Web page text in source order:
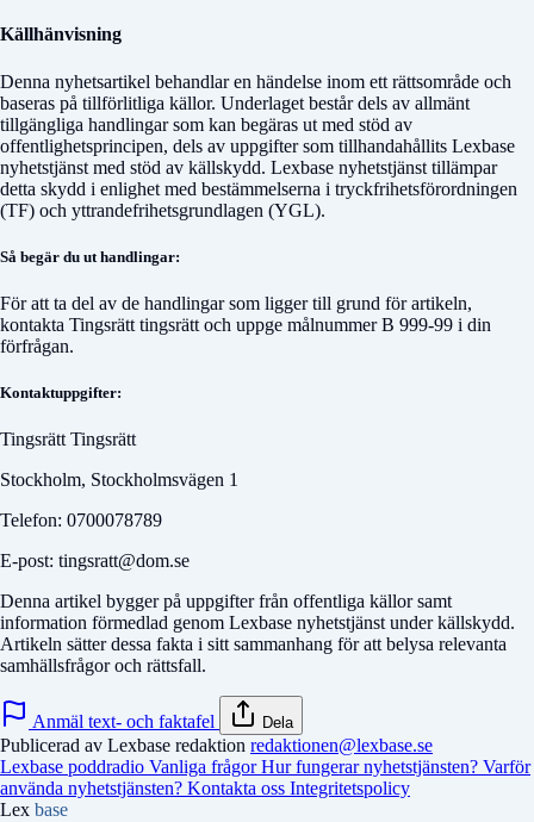
Källhänvisning
Denna nyhetsartikel behandlar en händelse inom ett rättsområde och
baseras på tillförlitliga källor. Underlaget består dels av allmänt
tillgängliga handlingar som kan begäras ut med stöd av
offentlighetsprincipen, dels av uppgifter som tillhandahållits Lexbase
nyhetstjänst med stöd av källskydd. Lexbase nyhetstjänst tillämpar
detta skydd i enlighet med bestämmelserna i tryckfrihetsförordningen
(TF) och yttrandefrihetsgrundlagen (YGL).
Så begär du ut handlingar:
För att ta del av de handlingar som ligger till grund för artikeln,
kontakta Tingsrätt tingsrätt och uppge målnummerB 999-99 i din
förfrågan.
Kontaktuppgifter:
Tingsrätt Tingsrätt
Stockholm, Stockholmsvägen 1
Telefon: 0700078789
E-post: tingsratt@dom.se
Denna artikel bygger på uppgifter från offentliga källor samt
information förmedlad genom Lexbase nyhetstjänst under källskydd.
Artikeln sätter dessa fakta i sitt sammanhang för att belysa relevanta
samhällsfrågor och rättsfall.
Anmäl text- och faktafel Dela
Publicerad av Lexbase redaktion redaktionen@lexbase.se
Lexbase poddradio Vanliga frågorHur fungerar nyhetstjänsten? Varför
använda nyhetstjänsten? Kontakta oss Integritetspolicy
Lex base